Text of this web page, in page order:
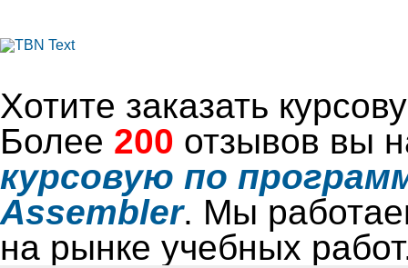
Хотите заказать
Более 200 отзывов вы
курсовую по
Assembler. Мы
на рынке учебных